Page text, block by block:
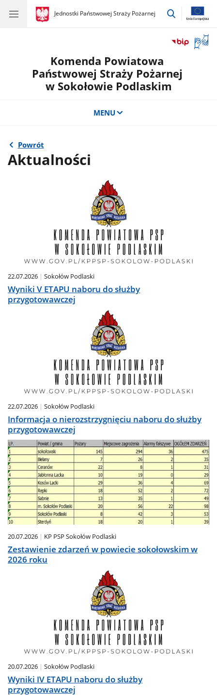
gov.pl
Jednostki Państwowej Straży Pożarnej
gov.pl
Jednostki
przejdź
okno
Komenda Powiatowa
Państwowej Straży Pożarnej
w Sokołowie Podlaskim
MENU
Powrót
Aktualności
22.07.2026 Sokołów Podlaski
Wyniki V ETAPU naboru do służby
przygotowawczej
22.07.2026 Sokołów Podlaski
Informacja o nierozstrzygnięciu naboru do służby
przygotowawczej
20.07.2026 KP PSP Sokołów Podlaski
Zestawienie zdarzeń w powiecie sokołowskim w
2026 roku
20.07.2026 Sokołów Podlaski
Wyniki IV ETAPU naboru do służby
przygotowawczej